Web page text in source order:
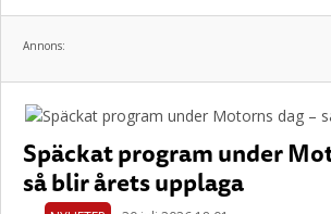
Annons:
Späckat program under
så blir årets upplaga